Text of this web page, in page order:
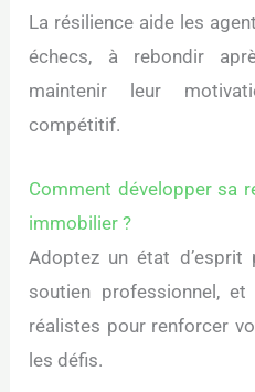
La résilience aide les
échecs, à rebondir
maintenir leur
compétitif.
Comment développer sa
immobilier ?
Adoptez un état d’esprit
soutien professionnel,
réalistes pour renforcer
les défis.